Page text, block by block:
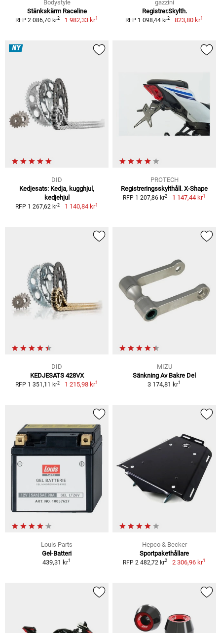
Bodystyle
Stänkskärm Raceline
RFP 2 086,70 kr2 1 982,33 kr1
gazzini
Registrer.Skylth.
RFP 1 098,44 kr2 823,80 kr1
NY
DID
Kedjesats: Kedja, kugghjul,
kedjehjul
RFP 1 267,62 kr2 1 140,84 kr1
PROTECH
Registreringsskylthåll. X-Shape
RFP 1 207,86 kr2 1 147,44 kr1
DID
KEDJESATS 428VX
RFP 1 351,11 kr2 1 215,98 kr1
MIZU
Sänkning Av Bakre Del
3 174,81 kr1
Louis Parts
Gel-Batteri
439,31 kr1
Hepco & Becker
Sportpakethållare
RFP 2 482,72 kr2 2 306,96 kr1